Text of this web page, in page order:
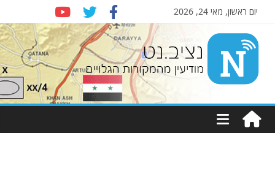
יום ראשון, מאי 24, 2026
Nziv.net
מודיעין
מהמקורות